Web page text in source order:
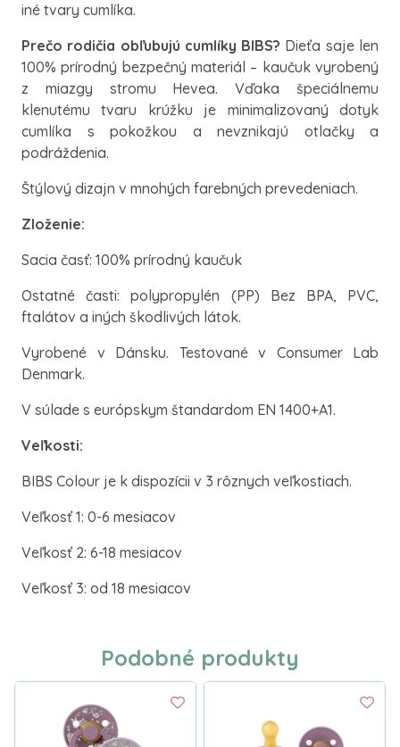
iné tvary cumlíka.
Prečo rodičia obľubujú cumlíky BIBS? Dieťa saje len
100% prírodný bezpečný materiál – kaučuk vyrobený
z miazgy stromu Hevea. Vďaka špeciálnemu
klenutému tvaru krúžku je minimalizovaný dotyk
cumlíka s pokožkou a nevznikajú otlačky a
podráždenia.
Štýlový dizajn v mnohých farebných prevedeniach.
Zloženie:
Sacia časť: 100% prírodný kaučuk
Ostatné časti: polypropylén (PP) Bez BPA, PVC,
ftalátov a iných škodlivých látok.
Vyrobené v Dánsku. Testované v Consumer Lab
Denmark.
V súlade s európskym štandardom EN 1400+A1.
Veľkosti:
BIBS Colour je k dispozícii v 3 rôznych veľkostiach.
Veľkosť 1: 0-6 mesiacov
Veľkosť 2: 6-18 mesiacov
Veľkosť 3: od 18 mesiacov
Podobné produkty